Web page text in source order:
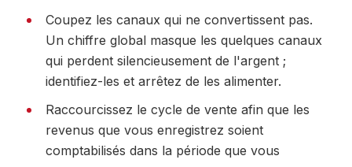
Coupez les canaux qui ne convertissent pas.
Un chiffre global masque les quelques canaux
qui perdent silencieusement de l'argent ;
identifiez-les et arrêtez de les alimenter.
Raccourcissez le cycle de vente afin que les
revenus que vous enregistrez soient
comptabilisés dans la période que vous